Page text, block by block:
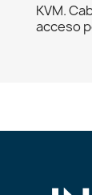
KVM.
acceso